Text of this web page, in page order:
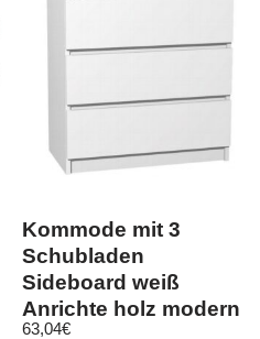
Kommode mit 3
Schubladen
Sideboard weiß
Anrichte holz modern
63,04€